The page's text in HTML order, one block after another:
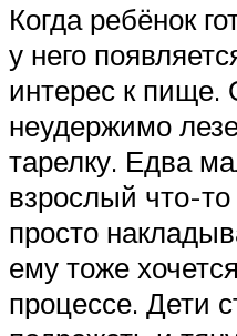
Когда ребёнок
у него
интерес к пище.
неудержимо
тарелку. Едва
взрослый что-
просто
ему тоже
процессе. Дети